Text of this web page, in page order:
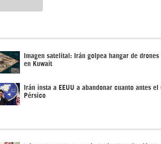
Imagen satelital: Irán golpea hangar de drones
en Kuwait
Irán insta a EEUU a abandonar cuanto antes el
Pérsico